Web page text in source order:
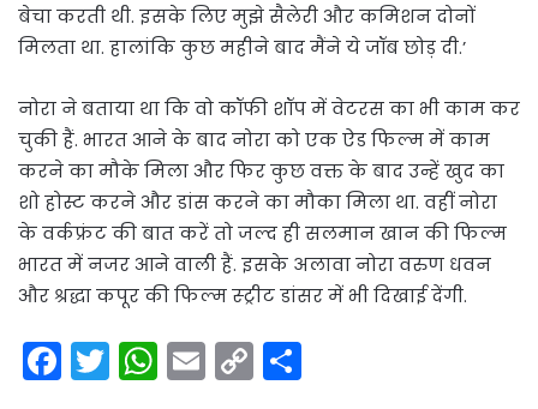
बेचा करती थी. इसके लिए मुझे सैलेरी और कमिशन दोनों
मिलता था. हालांकि कुछ महीने बाद मैंने ये जॉब छोड़ दी.’
नोरा ने बताया था कि वो कॉफी शॉप में वेटरस का भी काम कर
चुकी हैं. भारत आने के बाद नोरा को एक ऐड फिल्म में काम
करने का मौके मिला और फिर कुछ वक्त के बाद उन्हें खुद का
शो होस्ट करने और डांस करने का मौका मिला था. वहीं नोरा
के वर्कफ्रंट की बात करें तो जल्द ही सलमान खान की फिल्म
भारत में नजर आने वाली हैं. इसके अलावा नोरा वरुण धवन
और श्रद्धा कपूर की फिल्म स्ट्रीट डांसर में भी दिखाई देंगी.
F T W E C